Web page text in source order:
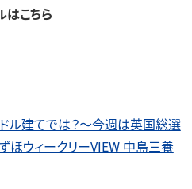
こちら
ル建てでは？～今週は英国総選
ほウィークリーVIEW 中島三養